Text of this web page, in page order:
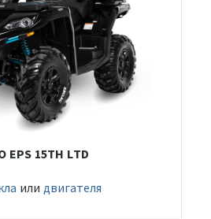
EPS 15TH LTD
или двигателя